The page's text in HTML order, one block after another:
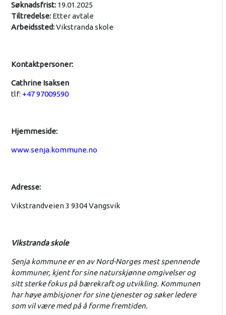
Søknadsfrist:19.01.2025
Tiltredelse:Etter avtale
Arbeidssted:Vikstranda skole
Kontaktpersoner:
Cathrine Isaksen
tlf: +47 97009590
Hjemmeside:
www.senja.kommune.no
Adresse:
Vikstrandveien 3 9304 Vangsvik
Vikstranda skole
Senja kommune er en av Nord-Norges mest spennende
kommuner, kjent for sine naturskjønne omgivelser og
sitt sterke fokus på bærekraft og utvikling. Kommunen
har høye ambisjoner for sine tjenester og søker ledere
som vil være med på å forme fremtiden.